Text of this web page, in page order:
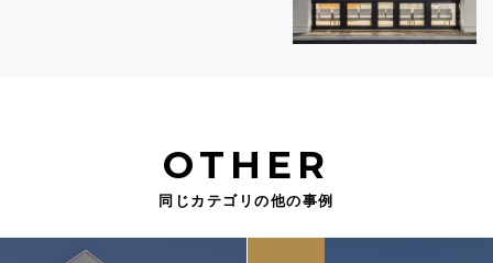
OTHER
同じカテゴリの他の事例